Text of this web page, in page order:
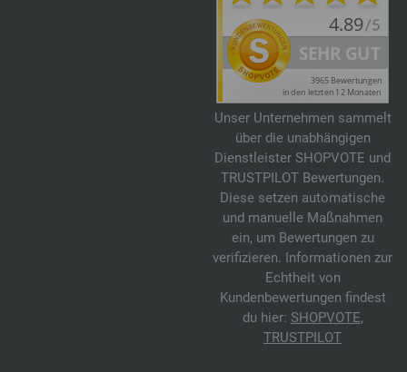
Unser Unternehmen sammelt
über die unabhängigen
Dienstleister SHOPVOTE und
TRUSTPILOT Bewertungen.
Diese setzen automatische
und manuelle Maßnahmen
ein, um Bewertungen zu
verifizieren. Informationen zur
Echtheit von
Kundenbewertungen findest
du hier: SHOPVOTE,
TRUSTPILOT